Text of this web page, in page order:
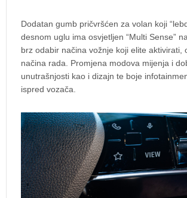
Dodatan gumb pričvršćen za volan koji
desnom uglu ima osvjetljen “Multi Sense”
brz odabir načina vožnje koji elite aktivirati,
načina rada. Promjena modova mijenja i
unutrašnjosti kao i dizajn te boje
ispred vozača.